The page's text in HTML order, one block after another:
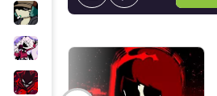
Empieza a cantar